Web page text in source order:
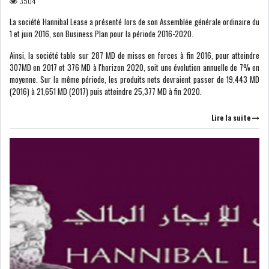
L’ATB RENFORCE SON
ENGAGEMENT AUPRÈS DES...
FONDS AU SER...
ENNAKL LÈVE 60 MD SUR LE
La société Hannibal Lease a présenté lors de son Assemblée générale ordinaire du
1 et juin 2016, son Business Plan pour la période 2016-2020.
Ainsi, la société table sur 287 MD de mises en forces à fin 2016, pour atteindre
307MD en 2017 et 376 MD à l'horizon 2020, soit une évolution annuelle de 7% en
moyenne. Sur la même période, les produits nets devraient passer de 19,443 MD
(2016) à 21,651 MD (2017) puis atteindre 25,377 MD à fin 2020.
Lire la suite